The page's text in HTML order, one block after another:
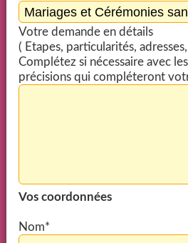
Votre demande en détails
( Etapes, particularités,
Complétez si nécessaire avec
précisions qui compléteront
Vos coordonnées
Nom*